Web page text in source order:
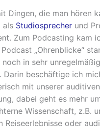
Dingen, die man hören
als Studiosprecherund
Zum Podcasting kam
„Ohrenblicke“
noch in sehr
Darin beschäftige ich
mit unserer auditiven
dabei geht es mehr
Wissenschaft, z.B.
Reiseerlebnisse oder